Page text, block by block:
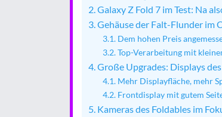
Galaxy Z Fold 7 im Test: Na
Gehäuse der Falt-Flunder im
Dem hohen Preis
Top-Verarbeitung mit
Große Upgrades: Displays
Mehr Displayfläche, mehr
Frontdisplay mit gutem
Kameras des Foldables im